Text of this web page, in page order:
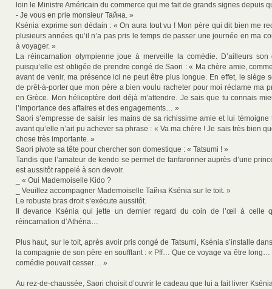
loin le Ministre Américain du commerce qui me fait de grands signes depuis
- Je vous en prie monsieur Тайна. »
Ksénia exprime son dédain : « On aura tout vu ! Mon père qui dit bien me
plusieurs années qu’il n’a pas pris le temps de passer une journée en ma
à voyager. »
La réincarnation olympienne joue à merveille la comédie. D’ailleurs
puisqu’elle est obligée de prendre congé de Saori : « Ma chère amie,
avant de venir, ma présence ici ne peut être plus longue. En effet, le siège
de prêt-à-porter que mon père a bien voulu racheter pour moi réclame ma
en Grèce. Mon hélicoptère doit déjà m’attendre. Je sais que tu connais
l’importance des affaires et des engagements… »
Saori s’empresse de saisir les mains de sa richissime amie et lui témoigne
avant qu’elle n’ait pu achever sa phrase : « Va ma chère ! Je sais très bien
chose très importante. »
Saori pivote sa tête pour chercher son domestique : « Tatsumi ! »
Tandis que l’amateur de kendo se permet de fanfaronner auprès d’une
est aussitôt rappelé à son devoir.
_ « Oui Mademoiselle Kido ?
_ Veuillez accompagner Mademoiselle Тайна Ksénia sur le toit. »
Le robuste bras droit s’exécute aussitôt.
Il devance Ksénia qui jette un dernier regard du coin de l’œil à celle
réincarnation d’Athéna…
Plus haut, sur le toit, après avoir pris congé de Tatsumi, Ksénia s’installe
la compagnie de son père en soufflant : « Pff… Que ce voyage va être long…
comédie pouvait cesser… »
Au rez-de-chaussée, Saori choisit d’ouvrir le cadeau que lui a fait livrer